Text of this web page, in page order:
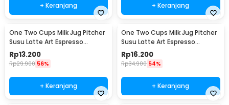
+ Keranjang + Keranjang
One Two Cups Milk Jug Pitcher
Susu Latte Art Espresso
Stainless Steel 1.5oz - S06HG
Rp13.200
Rp29.900 56%
+ Keranjang
One Two Cups Milk Jug Pitcher
Susu Latte Art Espresso
Stainless Steel 3oz - S06HG
Rp16.200
Rp34.900 54%
+ Keranjang